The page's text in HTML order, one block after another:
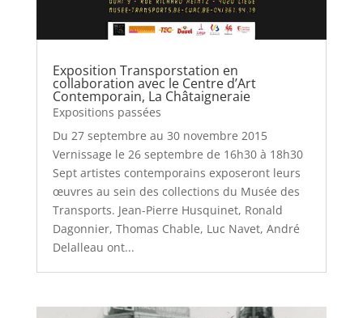
Exposition Transporstation en
collaboration avec le Centre d’Art
Contemporain, La Châtaigneraie
Expositions passées
Du 27 septembre au 30 novembre 2015
Vernissage le 26 septembre de 16h30 à 18h30
Sept artistes contemporains exposeront leurs
œuvres au sein des collections du Musée des
Transports. Jean-Pierre Husquinet, Ronald
Dagonnier, Thomas Chable, Luc Navet, André
Delalleau ont...